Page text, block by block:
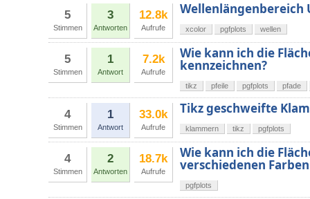
5
Stimmen
3
Antworten
12.8k
Aufrufe
Wellenlängenbereich
xcolor pgfplots wellen
5
Stimmen
1
Antwort
7.2k
Aufrufe
Wie kann ich die
kennzeichnen?
tikz pfeile pgfplots pfade
4
Stimmen
1
Antwort
33.0k
Aufrufe
Tikz geschweifte
klammern tikz pgfplots
4
Stimmen
2
Antworten
18.7k
Aufrufe
Wie kann ich die
verschiedenen
pgfplots